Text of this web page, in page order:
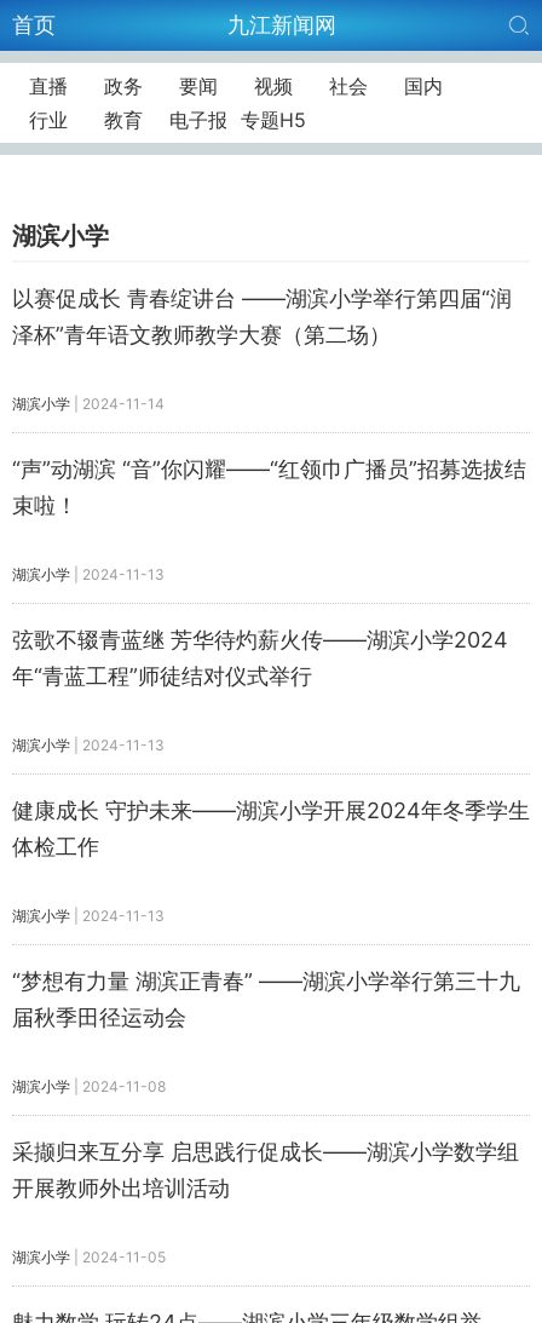
首页 九江新闻网
直播 政务 要闻 视频 社会
国内
行业
教育 电子报 专题H5
湖滨小学
以赛促成长 青春绽讲台 ——湖滨小学举行第四届“润
泽杯”青年语文教师教学大赛（第二场）
湖滨小学 2024-11-14
“声”动湖滨 “音”你闪耀——“红领巾广播员”招募选拔结
束啦！
湖滨小学 2024-11-13
弦歌不辍青蓝继 芳华待灼薪火传——湖滨小学2024
年“青蓝工程”师徒结对仪式举行
湖滨小学 2024-11-13
健康成长 守护未来——湖滨小学开展2024年冬季学生
体检工作
湖滨小学 2024-11-13
“梦想有力量 湖滨正青春” ——湖滨小学举行第三十九
届秋季田径运动会
湖滨小学 2024-11-08
采撷归来互分享 启思践行促成长——湖滨小学数学组
开展教师外出培训活动
湖滨小学 2024-11-05